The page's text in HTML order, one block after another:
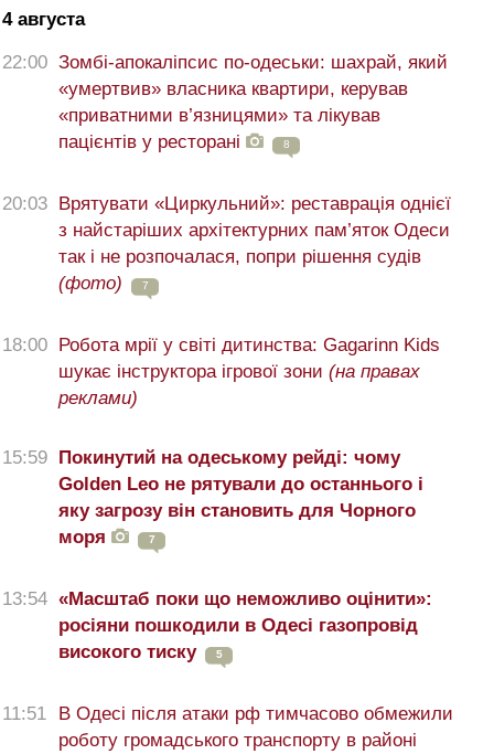
4 августа
22:00 Зомбі-апокаліпсис по-одеськи: шахрай, який
«умертвив» власника квартири, керував
«приватними в’язницями» та лікував
пацієнтів у ресторані
8
20:03 Врятувати «Циркульний»: реставрація однієї
з найстаріших архітектурних пам’яток Одеси
так і не розпочалася, попри рішення судів
(фото)
7
18:00 Робота мрії у світі дитинства: Gagarinn Kids
шукає інструктора ігрової зони (на правах
реклами)
15:59 Покинутий на одеському рейді: чому
Golden Leo не рятували до останнього і
яку загрозу він становить для Чорного
моря
7
13:54 «Масштаб поки що неможливо оцінити»:
росіяни пошкодили в Одесі газопровід
високого тиску
5
11:51
В Одесі після атаки рф тимчасово обмежили
роботу громадського транспорту в районі